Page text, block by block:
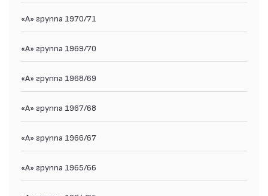
«А» группа 1970/71
«А» группа 1969/70
«А» группа 1968/69
«А» группа 1967/68
«А» группа 1966/67
«А» группа 1965/66